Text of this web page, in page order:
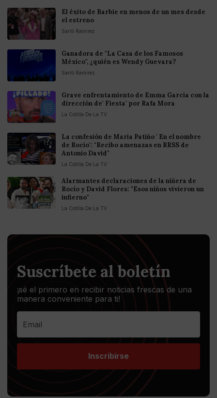
El éxito de Barbie en menos de un mes desde
el estreno
Santi Ramirez
Ganadora de "La Casa de los Famosos
México", ¿quién es Wendy Guevara?
Santi Ramirez
Grave enfrentamiento de Emma García con la
dirección de' Fiesta' por Rafa Mora
La Cotilla De La TV
La confesión de María Patiño ' En el nombre
de Rocío': "Recibo amenazas en RRSS de
Antonio David"
La Cotilla De La TV
Alarmantes declaraciones de la niñera de
Rocío y David Flores: "Esos niños vivieron un
infierno"
La Cotilla De La TV
Suscríbete al boletín
¡sé el primero en recibir noticias frescas de una
manera conveniente para ti!
Inscribirse